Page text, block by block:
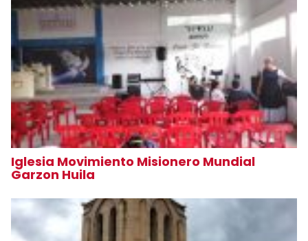
Iglesia Movimiento Misionero Mundial
Garzon Huila